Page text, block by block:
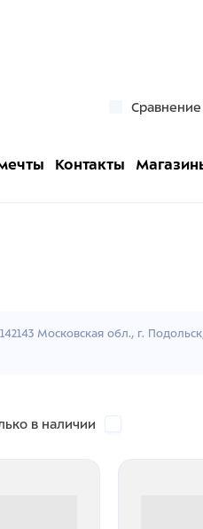
Сравнение
Контакты
Московская обл., г.
в наличии